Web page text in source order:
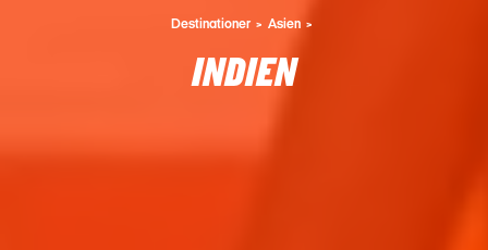
Destinationer Asien
INDIEN